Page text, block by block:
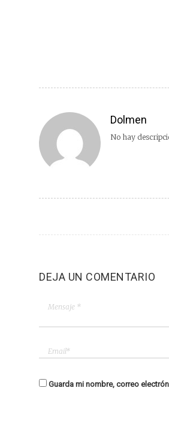
Dolmen
No hay
DEJA UN COMENTARIO
Guarda mi nombre, correo